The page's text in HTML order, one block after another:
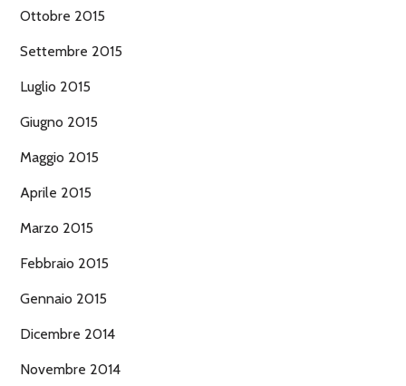
Ottobre 2015
Settembre 2015
Luglio 2015
Giugno 2015
Maggio 2015
Aprile 2015
Marzo 2015
Febbraio 2015
Gennaio 2015
Dicembre 2014
Novembre 2014